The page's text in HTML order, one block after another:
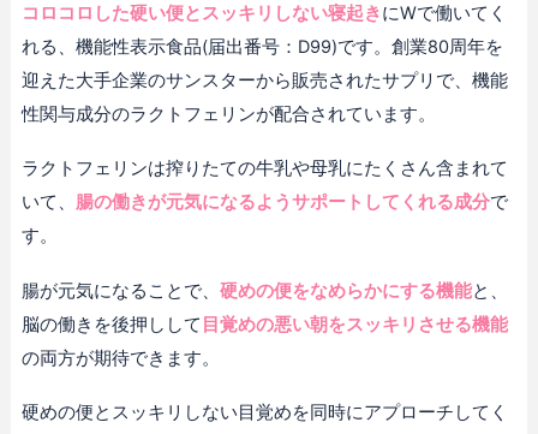
コロコロした硬い便とスッキリしない寝起きにWで働いてく
れる、機能性表示食品(届出番号：D99)です。創業80周年を
迎えた大手企業のサンスターから販売されたサプリで、機能
性関与成分のラクトフェリンが配合されています。
ラクトフェリンは搾りたての牛乳や母乳にたくさん含まれて
いて、 腸の働きが元気になるようサポートしてくれる成分で
す。
腸が元気になることで、 硬めの便をなめらかにする機能と、
脳の働きを後押しして 目覚めの悪い朝をスッキリさせる機能
の両方が期待できます。
硬めの便とスッキリしない目覚めを同時にアプローチしてく